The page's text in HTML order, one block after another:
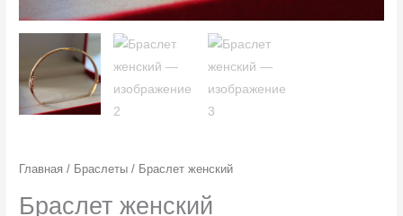
Главная / Браслеты / Браслет женский
Браслет женский